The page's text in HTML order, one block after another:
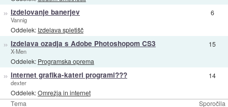
Tema Sporočila
» Izdelovanje banerjev
Vannig
Oddelek: Izdelava spletišč
6
» Izdelava ozadja s Adobe Photoshopom CS3
X-Men
Oddelek: Programska oprema
15
» internet grafika-kateri programi???
dexter
Oddelek:Omrežja in internet
14